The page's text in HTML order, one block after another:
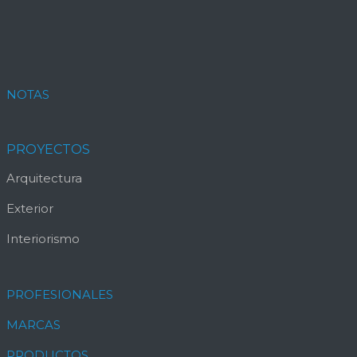
NOTAS
PROYECTOS
Arquitectura
Exterior
Interiorismo
PROFESIONALES
MARCAS